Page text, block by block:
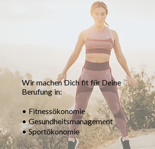
Wir machen Dich fit für Deine
Berufung in:
• Fitnessökonomie
• Gesundheitsmanagement
• Sportökonomie